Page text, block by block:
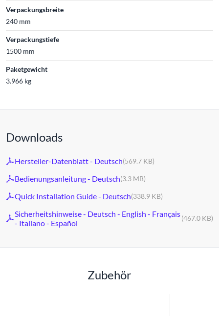
Verpackungsbreite
240 mm
Verpackungstiefe
1500 mm
Paketgewicht
3.966 kg
Downloads
Hersteller-Datenblatt - Deutsch(569.7 KB)
Bedienungsanleitung - Deutsch(3.3 MB)
Quick Installation Guide - Deutsch(338.9 KB)
Sicherheitshinweise - Deutsch - English - Français
- Italiano - Español
(467.0 KB)
Zubehör